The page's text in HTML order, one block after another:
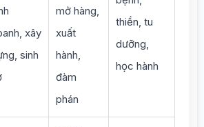
xây
sinh
mở hàng,
xuất
hành,
đàm
phán
thiền, tu
dưỡng,
học hành